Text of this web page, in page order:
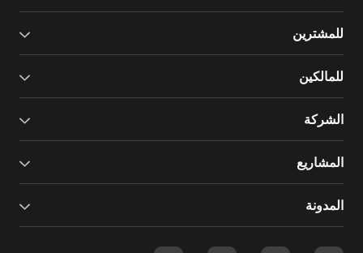
للمشترين
للمالكين
الشركة
المشاريع
المدونة